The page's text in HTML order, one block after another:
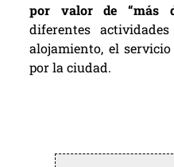
por valor de “más
diferentes
alojamiento, el
por la ciudad.